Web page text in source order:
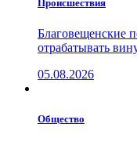
Проиcшествия
Благовещенские
отрабатывать
05.08.2026
Общество